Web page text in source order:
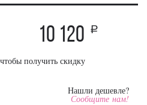
10 120 a
получить скидку
Нашли дешевле?
Сообщите нам!